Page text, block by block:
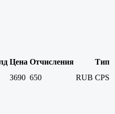
Цена Отчисления
Тип
3690 650 RUB CPS